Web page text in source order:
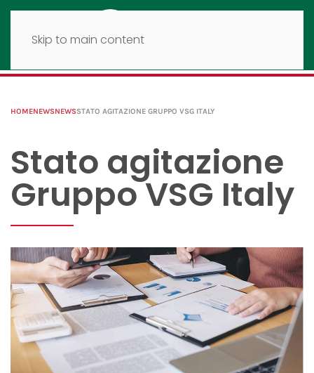
Skip to main content
HOMENEWSNEWSSTATO AGITAZIONE GRUPPO VSG ITALY
Stato agitazione
Gruppo VSG Italy